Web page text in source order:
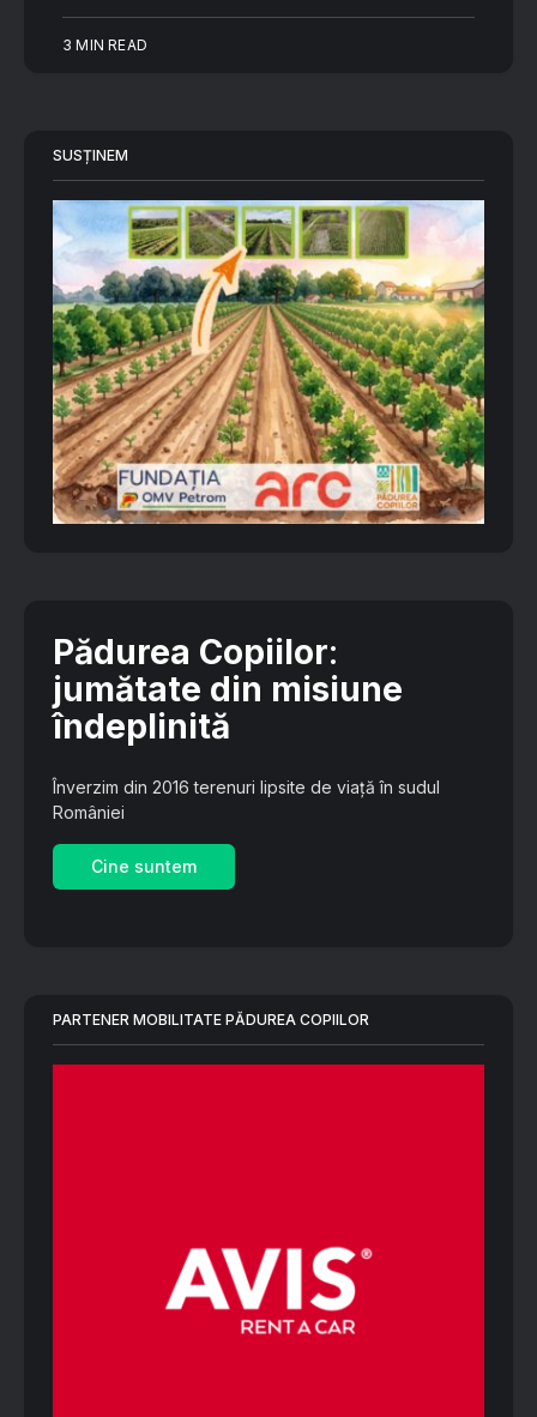
3 MIN READ
SUSȚINEM
Pădurea Copiilor:
jumătate din misiune
îndeplinită
Înverzim din 2016 terenuri lipsite de viață în sudul
României
Cine suntem
PARTENER MOBILITATE PĂDUREA COPIILOR